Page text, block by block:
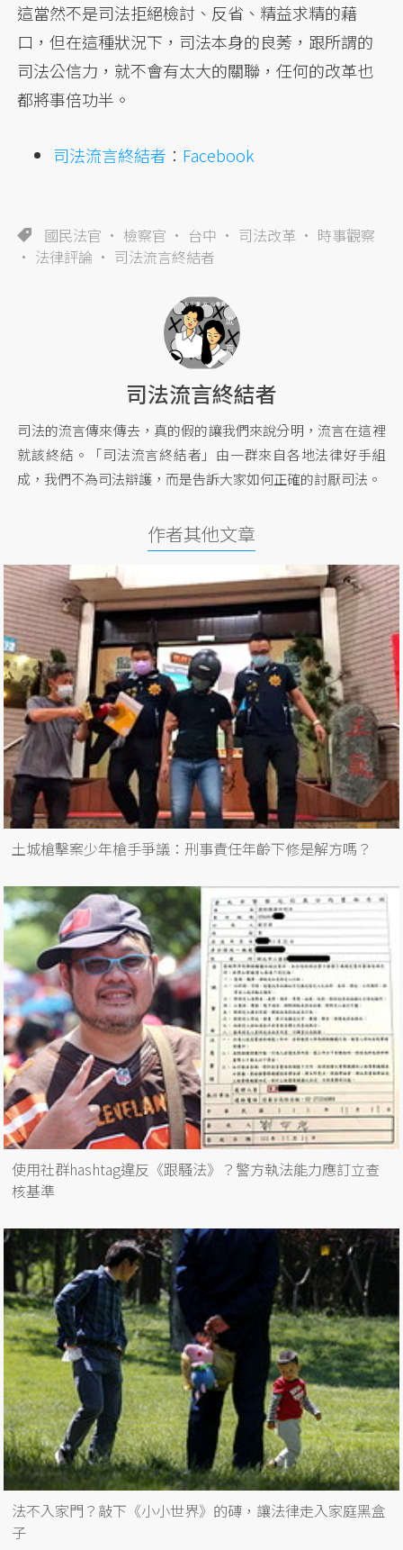
這當然不是司法拒絕檢討、反省、精益求精的藉
口，但在這種狀況下，司法本身的良莠，跟所謂的
司法公信力，就不會有太大的關聯，任何的改革也
都將事倍功半。
司法流言終結者 ： Facebook
國民法官 檢察官 台中 司法改革
時事觀察
法律評論
司法流言終結者
司法流言終結者
司法的流言傳來傳去，真的假的讓我們來說分明，流言在這裡
就該終結。「司法流言終結者」由一群來自各地法律好手組
成，我們不為司法辯護，而是告訴大家如何正確的討厭司法。
作者其他文章
土城槍擊案少年槍手爭議：刑事責任年齡下修是解方嗎？
使用社群hashtag違反《跟騷法》？警方執法能力應訂立查
核基準
法不入家門？敲下《小小世界》的磚，讓法律走入家庭黑盒
子